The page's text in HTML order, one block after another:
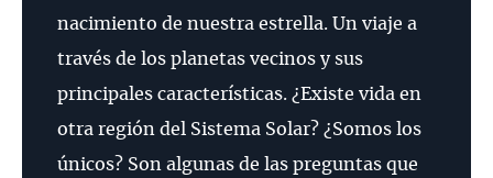
nacimiento de nuestra estrella. Un viaje a
través de los planetas vecinos y sus
principales características. ¿Existe vida en
otra región del Sistema Solar? ¿Somos los
únicos? Son algunas de las preguntas que